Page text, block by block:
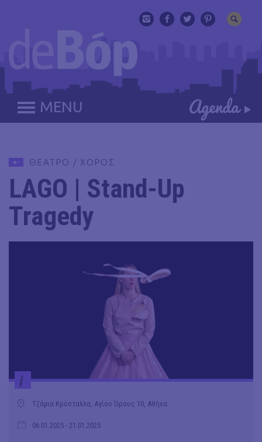
MENU
ΘΕΑΤΡΟ / ΧΟΡΟΣ
LAGO | Stand-Up
Tragedy
i
Τζάμια Κρύσταλλα, Αγίου Όρους 10, Αθήνα
06.01.2025 - 21.01.2025